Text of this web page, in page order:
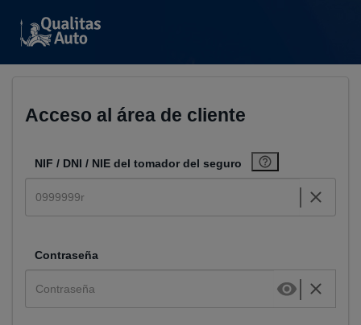
Acceso al área de cliente
NIF / DNI / NIE del tomador del seguro
Contraseña